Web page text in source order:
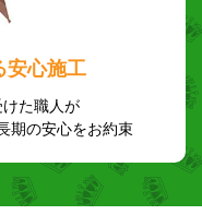
安心施工
た職人が
期の安心をお約束